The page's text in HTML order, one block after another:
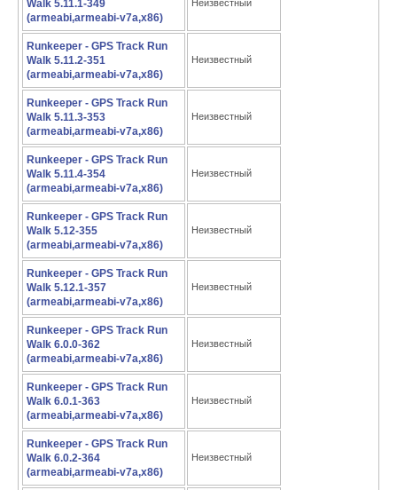
Walk 5.11.1-349
(armeabi,armeabi-v7a,x86)
Неизвестный
Runkeeper - GPS Track Run
Walk 5.11.2-351
(armeabi,armeabi-v7a,x86)
Неизвестный
Runkeeper - GPS Track Run
Walk 5.11.3-353
(armeabi,armeabi-v7a,x86)
Неизвестный
Runkeeper - GPS Track Run
Walk 5.11.4-354
(armeabi,armeabi-v7a,x86)
Неизвестный
Runkeeper - GPS Track Run
Walk 5.12-355
(armeabi,armeabi-v7a,x86)
Неизвестный
Runkeeper - GPS Track Run
Walk 5.12.1-357
(armeabi,armeabi-v7a,x86)
Неизвестный
Runkeeper - GPS Track Run
Walk 6.0.0-362
(armeabi,armeabi-v7a,x86)
Неизвестный
Runkeeper - GPS Track Run
Walk 6.0.1-363
(armeabi,armeabi-v7a,x86)
Неизвестный
Runkeeper - GPS Track Run
Walk 6.0.2-364
(armeabi,armeabi-v7a,x86)
Неизвестный